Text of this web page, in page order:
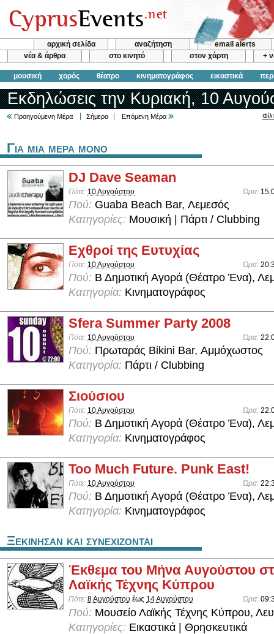
αρχική σελίδα αναζήτηση
email alerts
νέα & άρθρα
στο κινητό στον χάρτη +
μουσική χορός θέατρο κινηματογράφος εικαστικά
Εκδηλώσεις την Κυριακή, 10
Προηγούμενη Μέρα Σήμερα Επόμενη Μέρα
Για μια μερα μονο
DJ Dave Seaman
Πότε: 10 Αυγούστου Ώρα:
Πού: Guaba Beach Bar, Λεμεσός
Κατηγορίες: Μουσική | Πάρτι / Clubbing
Εχθροί της Ευτυχίας
Πότε: 10 Αυγούστου Ώρα:
Πού: Β Δημοτική Αγορά (Θέατρο Ένα),
Κατηγορία: Κινηματογράφος
Sfera Summer Party 2008
Πότε: 10 Αυγούστου Ώρα:
Πού: Πρωταράς Bikini Bar, Αμμόχωστος
Κατηγορία: Πάρτι / Clubbing
Σιούσιου
Πότε: 10 Αυγούστου Ώρα:
Πού: Β Δημοτική Αγορά (Θέατρο Ένα),
Κατηγορία: Κινηματογράφος
Too Much Future. Punk East!
Πότε: 10 Αυγούστου Ώρα:
Πού: Β Δημοτική Αγορά (Θέατρο Ένα),
Κατηγορία: Κινηματογράφος
Ξεκινησαν και συνεχιζονται
Έκθεμα του Μήνα Αυγούστου
Λαϊκής Τέχνης Κύπρου
Πότε: 8 Αυγούστου έως 14 Αυγούστου Ώρα:
Πού: Μουσείο Λαϊκής Τέχνης Κύπρου,
Κατηγορίες: Εικαστικά | Θρησκευτικά